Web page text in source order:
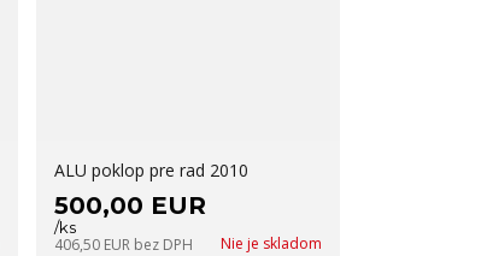
ALU poklop pre rad 2010
500,00 EUR
/ks
406,50 EUR bez DPH Nie je skladom